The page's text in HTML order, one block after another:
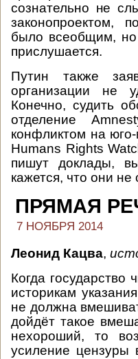
сознательно не
законопроектом,
было всеобщим, но
прислушается.
Путин также
организации не
Конечно, судить
отделение
конфликтом на
Humans Rights
пишут доклады,
кажется, что они
ПРЯМАЯ
7 НОЯБРЯ 2014
Леонид Кацва,
Когда
историкам
не должна
дойдёт такое
нехороший, то
усиление цензуры